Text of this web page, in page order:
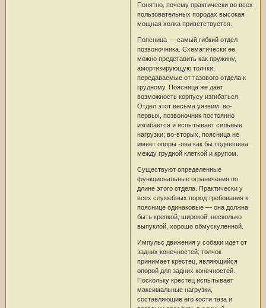
Понятно, почему практически во всех
пользовательных породах высокая
мощная холка приветствуется.
Поясница — самый гибкий отдел
позвоночника. Схематически ее
можно представить как пружину,
амортизирующую толчки,
передаваемые от тазового отдела к
грудному. Поясница же дает
возможность корпусу изгибаться.
Отдел этот весьма уязвим: во-
первых, позвоночник постоянно
изгибается и испытывает сильные
нагрузки; во-вторых, поясница не
имеет опоры -она как бы подвешена
между грудной клеткой и крупом.
Существуют определенные
функциональные ограничения по
длине этого отдела. Практически у
всех служебных пород требования к
пояснице одинаковые — она должна
быть крепкой, широкой, несколько
выпуклой, хорошо обмускуленной.
Импульс движения у собаки идет от
задних конечностей; толчок
принимает крестец, являющийся
опорой для задних конечностей.
Поскольку крестец испытывает
максимальные нагрузки,
составляющие его кости таза и